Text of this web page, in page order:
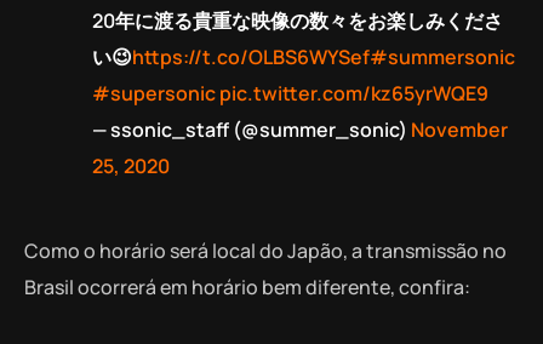
20年に渡る貴重な映像の数々をお楽しみくださ
い😉https://t.co/OLBS6WYSef#summersonic
#supersonicpic.twitter.com/kz65yrWQE9
— ssonic_staff (@summer_sonic) November
25, 2020
Como o horário será local do Japão, a transmissão no
Brasil ocorrerá em horário bem diferente, confira: